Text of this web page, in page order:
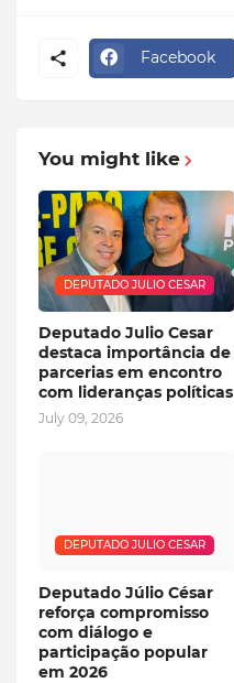
Facebook
You might like
DEPUTADO JULIO CESAR
Deputado Julio Cesar
destaca importância de
parcerias em encontro
com lideranças políticas
July 09, 2026
DEPUTADO JULIO CESAR
Deputado Júlio César
reforça compromisso
com diálogo e
participação popular
em 2026